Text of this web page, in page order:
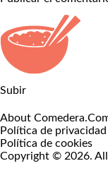
Subir
About
Política de privacidad
Política de cookies
Copyright © 2026.